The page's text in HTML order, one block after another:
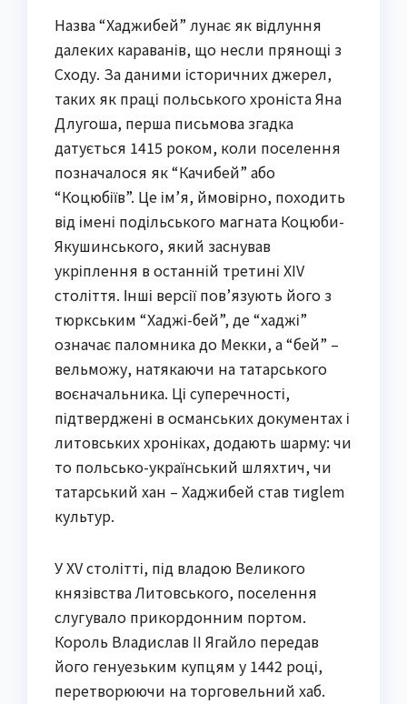
Назва “Хаджибей” лунає як відлуння
далеких караванів, що несли прянощі з
Сходу. За даними історичних джерел,
таких як праці польського хроніста Яна
Длугоша, перша письмова згадка
датується 1415 роком, коли поселення
позначалося як “Качибей” або
“Коцюбіїв”. Це ім’я, ймовірно, походить
від імені подільського магната Коцюби-
Якушинського, який заснував
укріплення в останній третині XIV
століття. Інші версії пов’язують його з
тюркським “Хаджі-бей”, де “хаджі”
означає паломника до Мекки, а “бей” –
вельможу, натякаючи на татарського
воєначальника. Ці суперечності,
підтверджені в османських документах і
литовських хроніках, додають шарму: чи
то польсько-український шляхтич, чи
татарський хан – Хаджибей став тиglem
культур.
У XV столітті, під владою Великого
князівства Литовського, поселення
слугувало прикордонним портом.
Король Владислав II Ягайло передав
його генуезьким купцям у 1442 році,
перетворюючи на торговельний хаб.